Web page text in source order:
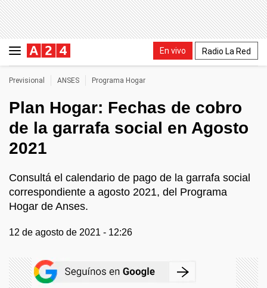
En vivo Radio La Red
Previsional ANSES Programa Hogar
Plan Hogar: Fechas de cobro
de la garrafa social en Agosto
2021
Consultá el calendario de pago de la garrafa social
correspondiente a agosto 2021, del Programa
Hogar de Anses.
12 de agosto de 2021 - 12:26